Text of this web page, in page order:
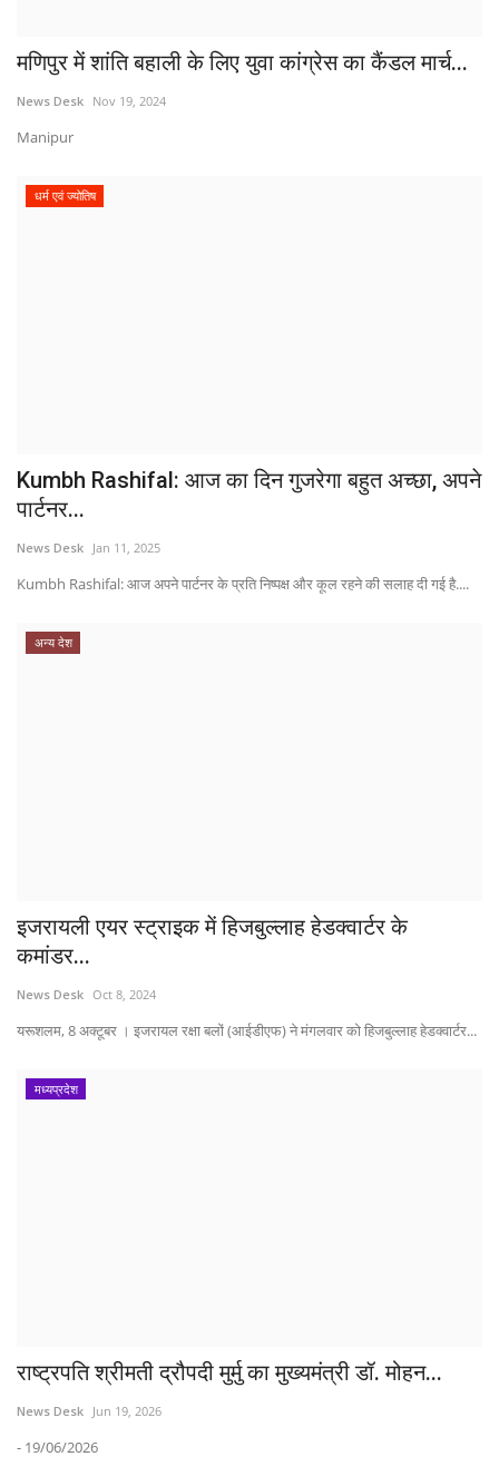
मणिपुर में शांति बहाली के लिए युवा कांग्रेस का कैंडल मार्च...
News Desk Nov 19, 2024
Manipur
धर्म एवं ज्योतिष
Kumbh Rashifal: आज का दिन गुजरेगा बहुत अच्छा, अपने
पार्टनर...
News Desk Jan 11, 2025
Kumbh Rashifal: आज अपने पार्टनर के प्रति निष्पक्ष और कूल रहने की सलाह दी गई है....
अन्य देश
इजरायली एयर स्ट्राइक में हिजबुल्लाह हेडक्वार्टर के
कमांडर...
News Desk Oct 8, 2024
यरूशलम, 8 अक्टूबर । इजरायल रक्षा बलों (आईडीएफ) ने मंगलवार को हिजबुल्लाह हेडक्वार्टर...
मध्यप्रदेश
राष्ट्रपति श्रीमती द्रौपदी मुर्मु का मुख्यमंत्री डॉ. मोहन...
News Desk Jun 19, 2026
- 19/06/2026